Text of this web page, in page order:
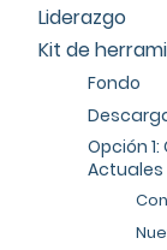
Liderazgo
Kit de
Fondo
Opción
Actuales